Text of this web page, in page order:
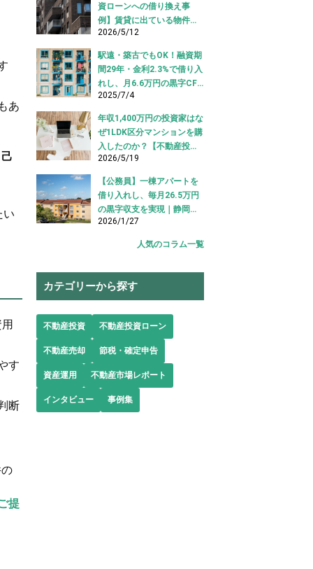
あ
い
す
断
提
資ローンへの借り換え事
例】賃貸に出ている物件を
適切な投資ローンへ切り替
え！
2026/5/12
駅遠・築古でもOK！融資期
間29年・金利2.3%で借り入
れし、月6.6万円の黒字CF
を実現【不動産投資ロー
ン】
2025/7/4
年収1,400万円の投資家はな
ぜ1LDK区分マンションを購
入したのか？【不動産投資
購入事例】
2026/5/19
【公務員】一棟アパートを
借り入れし、毎月26.5万円
の黒字収支を実現｜静岡県
【アパートローン 借り入れ
2026/1/27
人気のコラム一覧
カテゴリーから探す
不動産投資 不動産投資ローン
不動産売却 節税・確定申告
資産運用 不動産市場レポート
インタビュー 事例集